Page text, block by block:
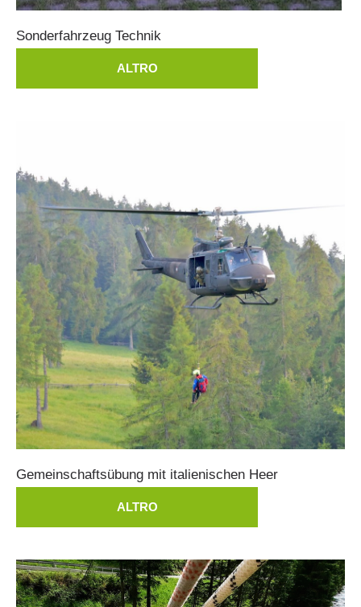
Elisoccorso
Sonderfahrzeug Technik
ALTRO
Gemeinschaftsübung mit italienischen Heer
ALTRO